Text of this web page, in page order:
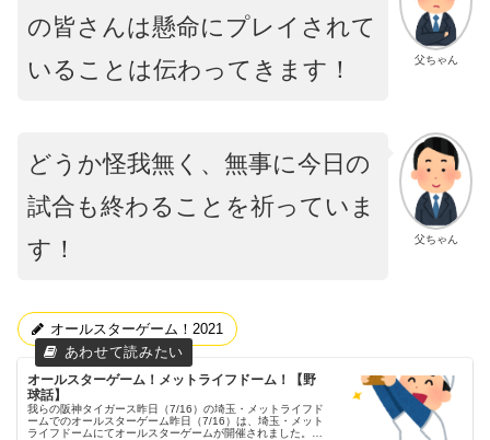
父ちゃん
の皆さんは懸命にプレイされて
いることは伝わってきます！
父ちゃん
どうか怪我無く、無事に今日の
試合も終わることを祈っていま
す！
オールスターゲーム！2021
オールスターゲーム！メットライフドーム！【野
球話】
我らの阪神タイガース昨日（7/16）の埼玉・メットライフド
ームでのオールスターゲーム昨日（7/16）は、埼玉・メット
ライフドームにてオールスターゲームが開催されました。フ